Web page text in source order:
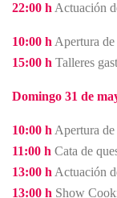
22:00 hActuación
10:00 hApertura de
15:00 h Talleres
Domingo 31 de
10:00 hApertura
11:00 h Cata de
13:00 hActuación
13:00 h Show